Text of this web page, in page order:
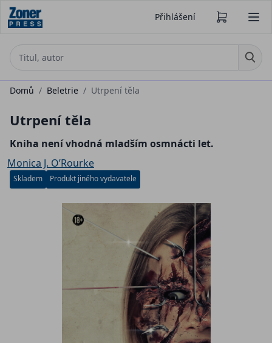
Přihlášení
Domů / Beletrie / Utrpení těla
Utrpení těla
Kniha není vhodná mladším osmnácti let.
Monica J. O’Rourke
Skladem Produkt jiného vydavatele